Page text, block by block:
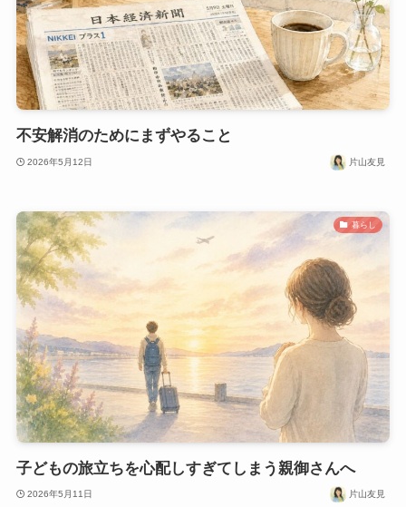
不安解消のためにまずやること
2026年5月12日 片山友見
暮らし
子どもの旅立ちを心配しすぎてしまう親御さんへ
2026年5月11日 片山友見